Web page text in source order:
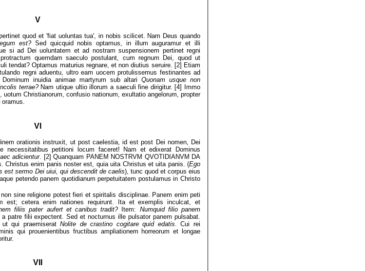
V
quod et 'fiat uoluntas tua', in nobis scilicet. Nam Deus quando
est?Sed quicquid nobis optamus, in illum auguramur et illi
si ad Dei uoluntatem et ad nostram suspensionem pertinet regni
quemdam saeculo postulant, cum regnum Dei, quod ut
tendat? Optamus maturius regnare, et non diutius seruire. [2] Etiam
regni aduentu, ultro eam uocem protulissemus festinantes ad
inuidia animae martyrum sub altariQuonam usque non
terrae?Nam utique ultio illorum a saeculi fine dirigitur. [4] Immo
Christianorum, confusio nationum, exultatio angelorum, propter
VI
orationis instruxit, ut post caelestia, id est post Dei nomen, Dei
necessitatibus petitioni locum faceret! Nam et edixerat Dominus
adicientur. [2] Quanquam PANEM NOSTRVM QVOTIDIANVM DA
Christus enim panis noster est, quia uita Christus et uita panis. (Ego
est sermo Dei uiui, qui descendit de caelis), tunc quod et corpus eius
petendo panem quotidianum perpetuitatem postulamus in Christo
sine religione potest fieri et spiritalis disciplinae. Panem enim peti
est; cetera enim nationes requirunt. Ita et exemplis inculcat, et
filiis pater aufert et canibus tradit?Item: Numquid filio panem
patre filii expectent. Sed et nocturnus ille pulsator panem pulsabat.
ut qui praemiseratNolite de crastino cogitare quid edatis . Cui rei
qui prouenientibus fructibus ampliationem horreorum et longae
VII